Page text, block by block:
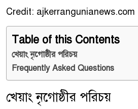
Credit: ajkerrangunianews.com
Table of this Contents
খেয়াং নৃগোষ্ঠীর পরিচয়
Frequently Asked Questions
খেয়াং নৃগোষ্ঠীর পরিচয়